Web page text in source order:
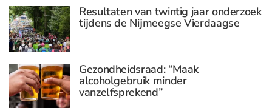
Resultaten van twintig jaar onderzoek
tijdens de Nijmeegse Vierdaagse
Gezondheidsraad: “Maak
alcoholgebruik minder
vanzelfsprekend”